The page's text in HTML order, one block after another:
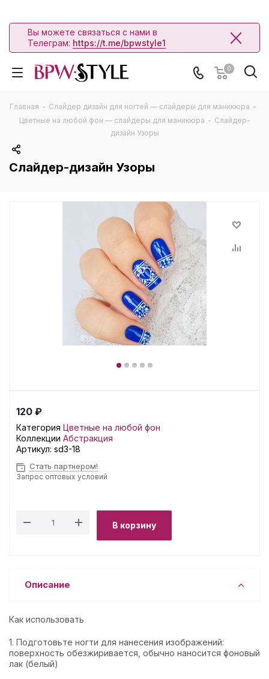
Вы можете связаться с нами в
Телеграм: https://t.me/bpwstyle1
0
Главная - Слайдер дизайн для ногтей — слайдеры для маникюра -
Цветные на любой фон — слайдеры для маникюра - Слайдер-
дизайн Узоры
Слайдер-дизайн Узоры
120 ₽
Категория Цветные на любой фон
Коллекции Абстракция
Артикул: sd3-18
Стать партнером!
Запрос оптовых условий
В корзину
Описание
Как использовать
1. Подготовьте ногти для нанесения изображений:
поверхность обезжиривается, обычно наносится фоновый
лак (белый)